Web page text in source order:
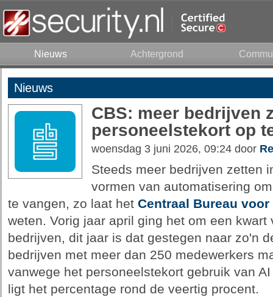
Nieuws Achtergrond
Nieuws
CBS: meer bedrijven
personeelstekort op
woensdag 3 juni 2026, 09:24 door
Steeds meer bedrijven zetten
vormen van automatisering
te vangen, zo laat het Centraal Bureau
weten. Vorig jaar april ging het om een kwart
bedrijven, dit jaar is dat gestegen naar zo'n
bedrijven met meer dan 250 medewerkers
vanwege het personeelstekort gebruik van
ligt het percentage rond de veertig procent.